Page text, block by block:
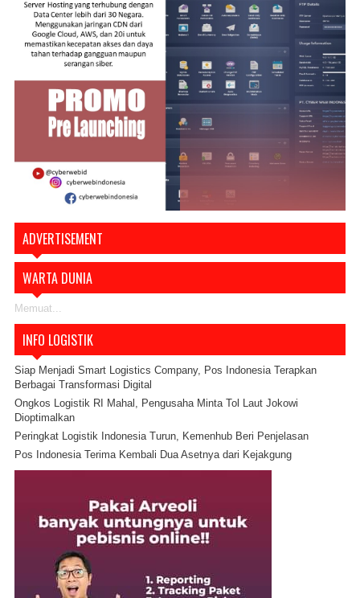
ADVERTISEMENT
WARTA DUNIA
Memuat...
INFO LOGISTIK
Siap Menjadi Smart Logistics Company, Pos Indonesia Terapkan
Berbagai Transformasi Digital
Ongkos Logistik RI Mahal, Pengusaha Minta Tol Laut Jokowi
Dioptimalkan
Peringkat Logistik Indonesia Turun, Kemenhub Beri Penjelasan
Pos Indonesia Terima Kembali Dua Asetnya dari Kejakgung